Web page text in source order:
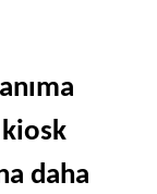
daha